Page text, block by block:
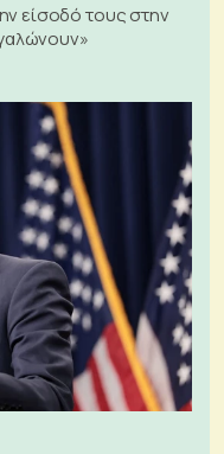
είσοδό τους στην